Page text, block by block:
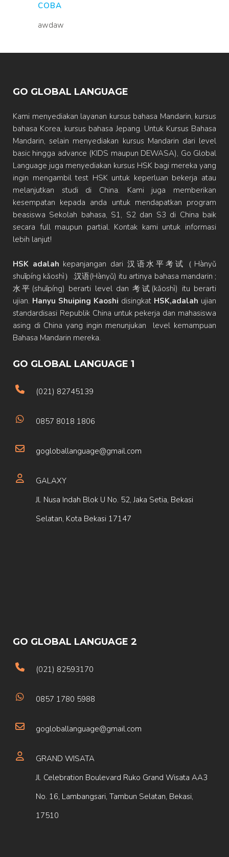
COBA
awdaw
GO GLOBAL LANGUAGE
Kami menyediakan layanan kursus bahasa Mandarin, kursus
bahasa Korea, kursus bahasa Jepang. Untuk Kursus Bahasa
Mandarin, selain menyediakan kursus Mandarin dari level
basic hingga advance (KIDS maupun DEWASA), Go Global
Language juga menyediakan kursus HSK bagi mereka yang
ingin mengambil test HSK untuk keperluan bekerja atau
melanjutkan studi di China. Kami juga memberikan
kesempatan kepada anda untuk mendapatkan program
beasiswa Sekolah bahasa, S1, S2 dan S3 di China baik
secara full maupun partial. Kontak kami untuk informasi
lebih lanjut!
HSK adalah kepanjangan dari 汉语水平考试（Hànyǔ
shuǐpíng kǎoshì）.汉语(Hànyǔ) itu artinya bahasa mandarin ;
水平(shuǐpíng) berarti level dan 考试(kǎoshì) itu berarti
ujian. Hanyu Shuiping Kaoshi disingkat HSK,adalah ujian
standardisasi Republik China untuk pekerja dan mahasiswa
asing di China yang ingin menunjukan level kemampuan
Bahasa Mandarin mereka.
GO GLOBAL LANGUAGE 1
(021) 82745139
0857 8018 1806
gogloballanguage@gmail.com
GALAXY
Jl. Nusa Indah Blok U No. 52, Jaka Setia, Bekasi
Selatan, Kota Bekasi 17147
GO GLOBAL LANGUAGE 2
(021) 82593170
0857 1780 5988
gogloballanguage@gmail.com
GRAND WISATA
Jl. Celebration Boulevard Ruko Grand Wisata AA3
No. 16, Lambangsari, Tambun Selatan, Bekasi,
17510